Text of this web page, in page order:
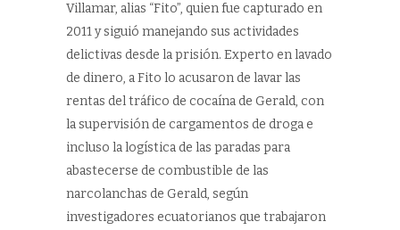
Villamar, alias “Fito”, quien fue capturado en
2011 y siguió manejando sus actividades
delictivas desde la prisión. Experto en lavado
de dinero, a Fito lo acusaron de lavar las
rentas del tráfico de cocaína de Gerald, con
la supervisión de cargamentos de droga e
incluso la logística de las paradas para
abastecerse de combustible de las
narcolanchas de Gerald, según
investigadores ecuatorianos que trabajaron